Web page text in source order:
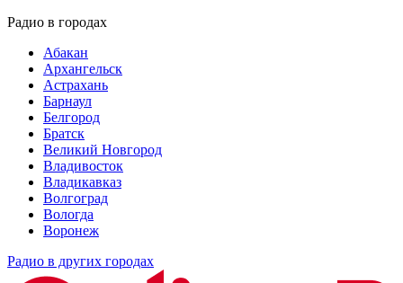
Радио в городах
Абакан
Архангельск
Астрахань
Барнаул
Белгород
Братск
Великий Новгород
Владивосток
Владикавказ
Волгоград
Вологда
Воронеж
Радио в других городах